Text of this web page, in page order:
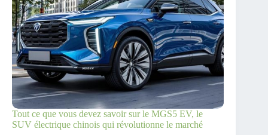
Tout ce que vous devez savoir sur le MGS5 EV, le
SUV électrique chinois qui révolutionne le marché